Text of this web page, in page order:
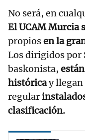
No será, en
El UCAM Murcia
propiosen la
Los dirigidos por
baskonista,
históricay llegan
regular
clasificación.